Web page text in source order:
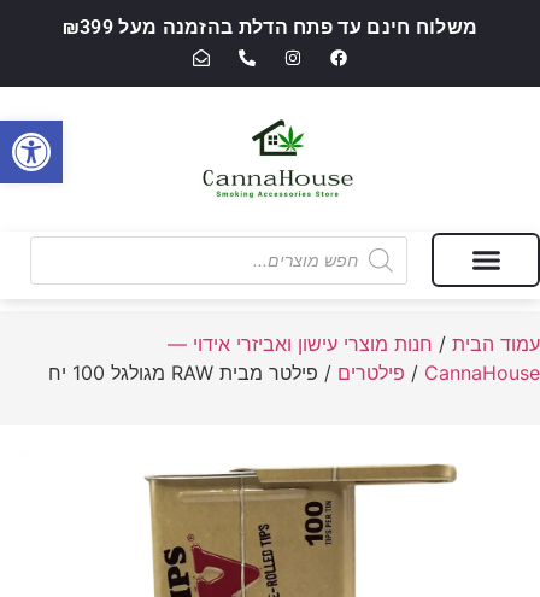
משלוח חינם עד פתח הדלת בהזמנה מעל ₪399
עמוד הבית / חנות מוצרי עישון ואביזרי אידוי —
CannaHouse
/ פילטרים / פילטר מבית RAW מגולגל 100 יח
פתח